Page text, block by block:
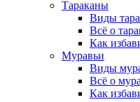
Тараканы
Виды
Всё о
Как
Муравьи
Виды
Всё о
Как